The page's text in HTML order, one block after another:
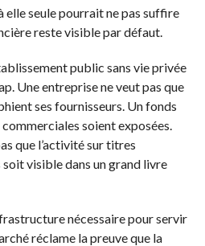
elle seule pourrait ne pas suffire
reste visible par défaut.
public sans vie privée
Une entreprise ne veut pas que
ses fournisseurs. Un fonds
soient exposées.
que l’activité sur titres
visible dans un grand livre
nécessaire pour servir
réclame la preuve que la